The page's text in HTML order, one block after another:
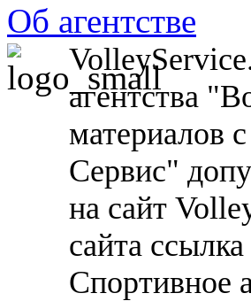
Об агентстве
агентства
материалов
Сервис"
на сайт
сайта
Спортивное